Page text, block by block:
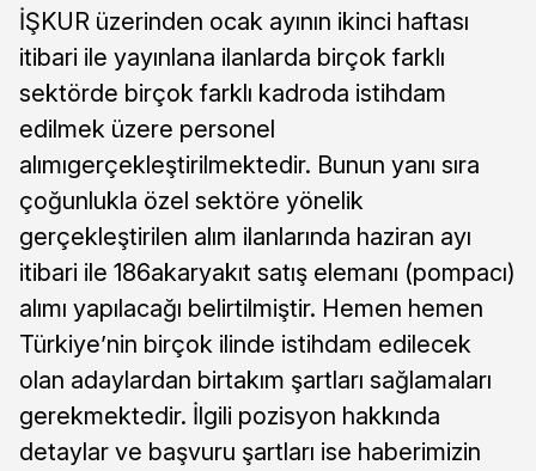
İŞKUR üzerinden ocak ayının ikinci haftası
itibari ile yayınlana ilanlarda birçok farklı
sektörde birçok farklı kadroda istihdam
edilmek üzere personel
alımıgerçekleştirilmektedir. Bunun yanı sıra
çoğunlukla özel sektöre yönelik
gerçekleştirilen alım ilanlarında haziran ayı
itibari ile 186akaryakıt satış elemanı (pompacı)
alımı yapılacağı belirtilmiştir. Hemen hemen
Türkiye’nin birçok ilinde istihdam edilecek
olan adaylardan birtakım şartları sağlamaları
gerekmektedir. İlgili pozisyon hakkında
detaylar ve başvuru şartları ise haberimizin